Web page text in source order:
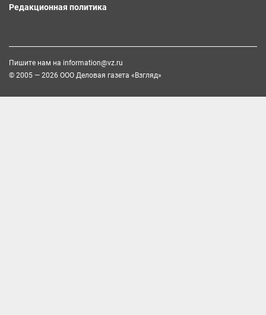
Редакционная политика
Пишите нам на information@vz.ru
© 2005 — 2026 ООО Деловая газета «Взгляд»